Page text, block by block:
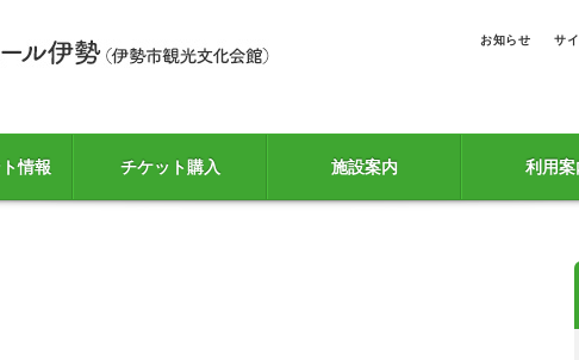
お知らせ サ
情報 チケット購入 施設案内 利用案